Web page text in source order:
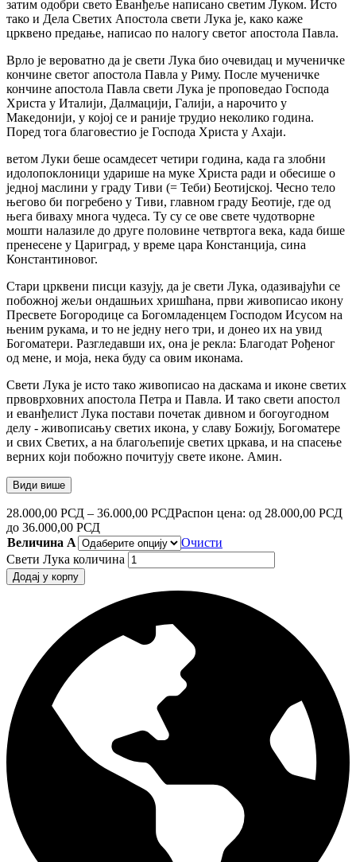
затим одобри свето Еванђеље написано светим Луком. Исто
тако и Дела Светих Апостола свети Лука је, како каже
црквено предање, написао по налогу светог апостола Павла.
Врло је вероватно да је свети Лука био очевидац и мученичке
кончине светог апостола Павла у Риму. После мученичке
кончине апостола Павла свети Лука је проповедао Господа
Христа у Италији, Далмацији, Галији, а нарочито у
Македонији, у којој се и раније трудио неколико година.
Поред тога благовестио је Господа Христа у Ахаји.
ветом Луки беше осамдесет четири година, када га злобни
идолопоклоници ударише на муке Христа ради и обесише о
једној маслини у граду Тиви (= Теби) Беотијској. Чесно тело
његово би погребено у Тиви, главном граду Беотије, где од
њега биваху многа чудеса. Ту су се ове свете чудотворне
мошти налазиле до друге половине четвртога века, када бише
пренесене у Цариград, у време цара Констанција, сина
Константиновог.
Стари црквени писци казују, да је свети Лука, одазивајући се
побожној жељи ондашњих хришћана, први живописао икону
Пресвете Богородице са Богомладенцем Господом Исусом на
њеним рукама, и то не једну него три, и донео их на увид
Богоматери. Разгледавши их, она је рекла: Благодат Рођеног
од мене, и моја, нека буду са овим иконама.
Свети Лука је исто тако живописао на даскама и иконе светих
првоврховних апостола Петра и Павла. И тако свети апостол
и еванђелист Лука постави почетак дивном и богоугодном
делу - живописању светих икона, у славу Божију, Богоматере
и свих Светих, а на благољепије светих цркава, и на спасење
верних који побожно почитују свете иконе. Амин.
Види више
28.000,00 РСД – 36.000,00 РСДРаспон цена: од 28.000,00 РСД
до 36.000,00 РСД
Величина А
Очисти
Свети Лука количина
Додај у корпу